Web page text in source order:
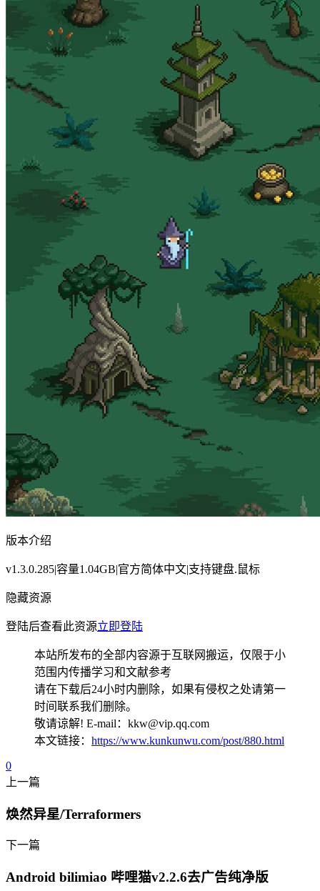
版本介绍
v1.3.0.285|容量1.04GB|官方简体中文|支持键盘.鼠标
隐藏资源
登陆后查看此资源立即登陆
本站所发布的全部内容源于互联网搬运，仅限于小
范围内传播学习和文献参考
请在下载后24小时内删除，如果有侵权之处请第一
时间联系我们删除。
敬请谅解! E-mail：kkw@vip.qq.com
本文链接： https://www.kunkunwu.com/post/880.html
0
上一篇
焕然异星/Terraformers
下一篇
Android bilimiao 哔哩猫v2.2.6去广告纯净版